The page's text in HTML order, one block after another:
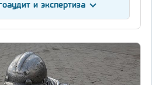
и экспертиза